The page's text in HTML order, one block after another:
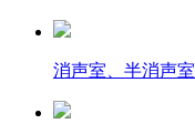
消声室、半消声室